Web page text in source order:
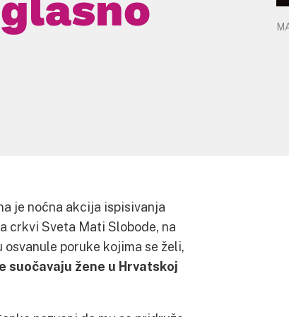
je noćna akcija ispisivanja
crkvi Sveta Mati Slobode, na
poruke kojima se želi,
suočavaju žene u Hrvatskoj